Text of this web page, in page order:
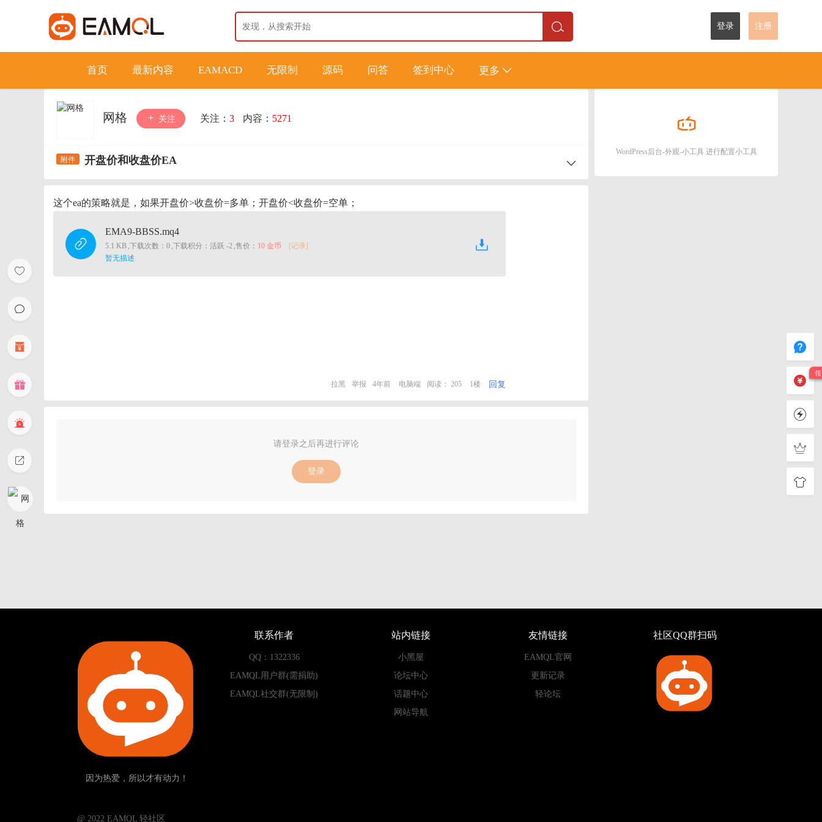
登录 注册
首页 最新内容 EAMACD 无限制 源码 问答 签到中心 更多
网格 关注 关注： 3 内容： 5271
开盘价和收盘价EA
这个ea的策略就是，如果开盘价>收盘价=多单；开盘价<收盘价=空单；
EMA9-BBSS.mq4
5.1 KB ,下载次数：0 ,下载积分：活跃 -2 ,售价： 10 金币
[记录]
暂无描述
拉黑 举报 4年前 电脑端 阅读： 205 1楼 回复
请登录之后再进行评论
登录
WordPress后台-外观-小工具 进行配置小工具
因为热爱，所以才有动力！
联系作者
QQ：1322336
EAMQL用户群(需捐助)
EAMQL社交群(无限制)
站内链接
小黑屋
论坛中心
话题中心
网站导航
友情链接
EAMQL官网
更新记录
轻论坛
社区QQ群扫码
­­­­­ @ 2022 EAMQL 轻社区